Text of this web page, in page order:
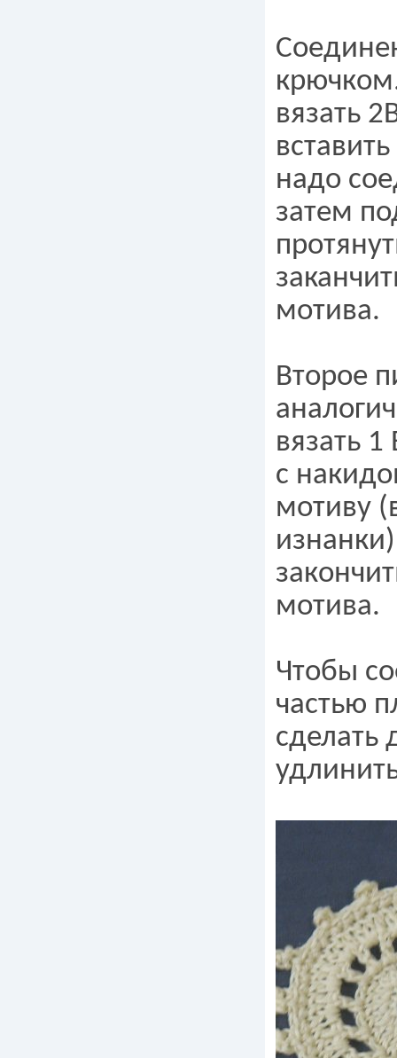
вязать
надо
затем
мотива.
Второе
вязать
с
мотиву
мотива.
Чтобы
частью
сделать